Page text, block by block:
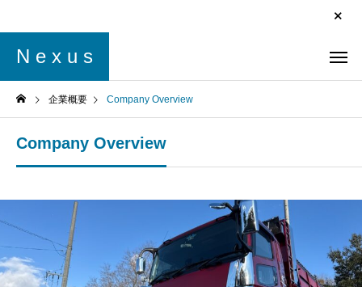
N e x u s
企業概要 Company Overview
Company Overview